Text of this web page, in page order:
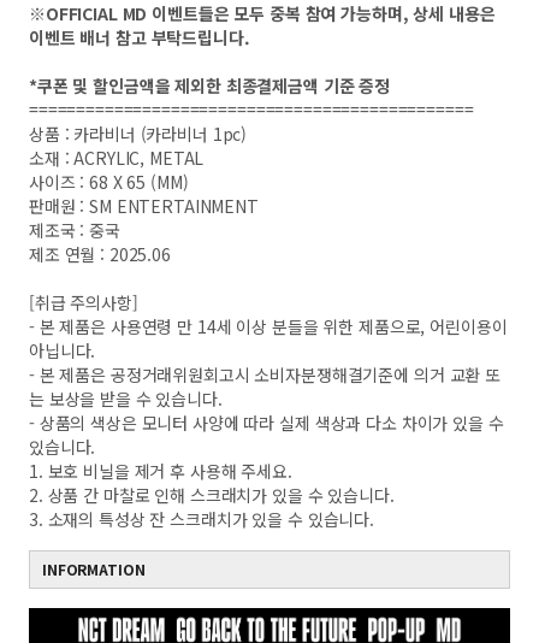
※OFFICIAL MD 이벤트들은 모두 중복 참여 가능하며, 상세 내용은
이벤트 배너 참고 부탁드립니다.
*쿠폰 및 할인금액을 제외한 최종결제금액 기준 증정
===============================================
상품 : 카라비너 (카라비너 1pc)
소재 : ACRYLIC, METAL
사이즈 : 68 X 65 (MM)
판매원 : SM ENTERTAINMENT
제조국 : 중국
제조 연월 : 2025.06
[취급 주의사항]
- 본 제품은 사용연령 만 14세 이상 분들을 위한 제품으로, 어린이용이
아닙니다.
- 본 제품은 공정거래위원회고시 소비자분쟁해결기준에 의거 교환 또
는 보상을 받을 수 있습니다.
- 상품의 색상은 모니터 사양에 따라 실제 색상과 다소 차이가 있을 수
있습니다.
1. 보호 비닐을 제거 후 사용해 주세요.
2. 상품 간 마찰로 인해 스크래치가 있을 수 있습니다.
3. 소재의 특성상 잔 스크래치가 있을 수 있습니다.
INFORMATION